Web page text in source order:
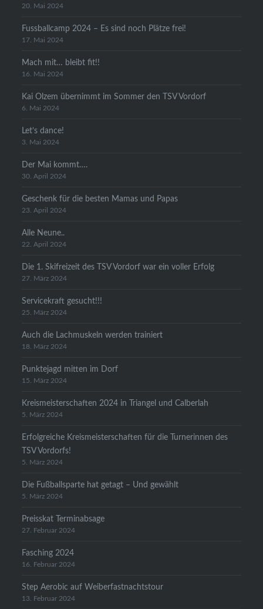
20. Mai 2024
Fussballcamp 2024 – Es sind noch Plätze frei!
17. Mai 2024
Mach mit… bleibt fit!!
16. Mai 2024
Kai Olzem übernimmt im Sommer den TSV Vordorf
6. Mai 2024
Let’s dance!
3. Mai 2024
Der Mai kommt….
30. April 2024
Geschenk für die besten Mamas und Papas
23. April 2024
Alle Neune..
22. April 2024
Die 1. Skifreizeit des TSV Vordorf war ein voller Erfolg
27. März 2024
Servicekraft gesucht!!!
25. März 2024
Auch die Lachmuskeln werden trainiert
18. März 2024
Punktejagd mitten im Dorf
15. März 2024
Kreismeisterschaften 2024 in Triangel und Calberlah
5. März 2024
Erfolgreiche Kreismeisterschaften für die Turnerinnen des
TSV Vordorfs!
5. März 2024
Die Fußballsparte hat getagt – Und gewählt
5. März 2024
Preisskat Terminabsage
27. Februar 2024
Fasching 2024
16. Februar 2024
Step Aerobic auf Weiberfastnachtstour
13. Februar 2024